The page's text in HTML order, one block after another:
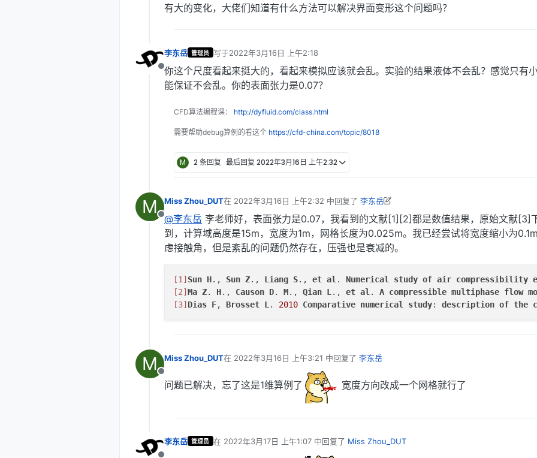
有大的变化，大佬们知道有什么方法可以解决界面变形这个问题吗？
离线
李东岳 管理员 写于2022年3月16日 上午2:18
最后由 编辑
你这个尺度看起来挺大的，看起来模拟应该就会乱。实验的结果液体不会乱？感觉只有
能保证不会乱。你的表面张力是0.07？
CFD算法编程课： http://dyfluid.com/class.html
需要帮助debug算例的看这个 https://cfd-china.com/topic/8018
M 2 条回复 最后回复 2022年3月16日 上午2:32
M
离线
Miss Zhou_DUT在 2022年3月16日 上午2:32 中回复了 李东岳
最后由 李东岳 编辑2022年3月17日 上午9:07
@李东岳 李老师好，表面张力是0.07，我看到的文献[1][2]都是数值结果，原始文献[3]
到，计算域高度是15m，宽度为1m，网格长度为0.025m。我已经尝试将宽度缩小为
虑接触角，但是紊乱的问题仍然存在，压强也是衰减的。
[1] Sun H., Sun Z., Liang S., et al . Numerical study of air compressibility
[2] Ma Z. H., Causon D. M., Qian L ., et al . A compressible multiphase flow
[3] Dias F, Brosset L . 2010 Comparative numerical study: description of the
M
离线
Miss Zhou_DUT在 2022年3月16日 上午3:21 中回复了 李东岳
最后由 编辑
问题已解决，忘了这是1维算例了 宽度方向改成一个网格就行了
李东岳 管理员 在 2022年3月17日 上午1:07中回复了 Miss Zhou_DUT
最后由 编辑